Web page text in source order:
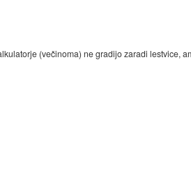
(večinoma) ne gradijo zaradi lestvice,